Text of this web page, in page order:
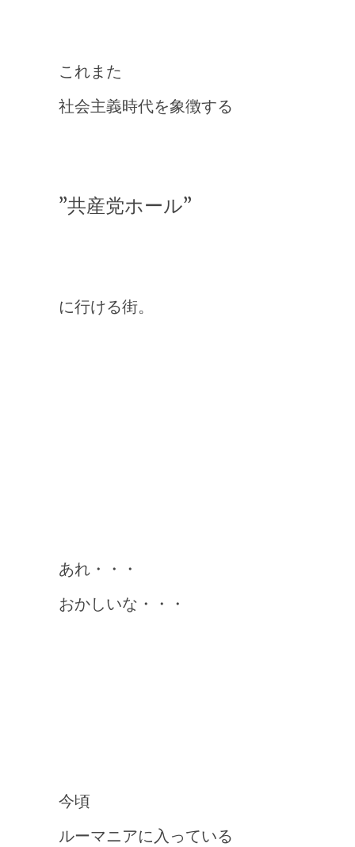
これまた
社会主義時代を象徴する
”共産党ホール”
に行ける街。
あれ・・・
おかしいな・・・
今頃
ルーマニアに入っている